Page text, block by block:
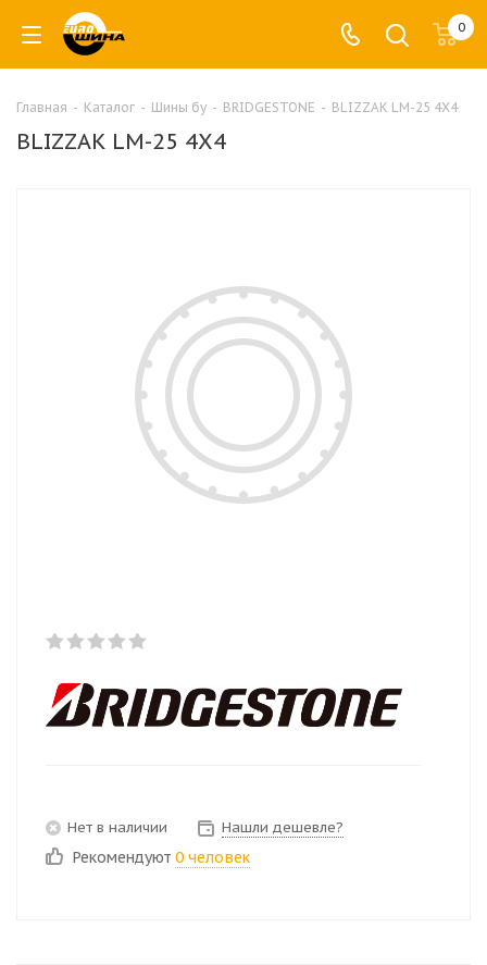
0
Главная - Каталог - Шины бу - BRIDGESTONE - BLIZZAK LM-25 4X4
BLIZZAK LM-25 4X4
Нет в наличии Нашли дешевле?
Рекомендуют 0 человек